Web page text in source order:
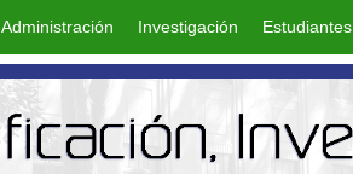
Administración Investigación Estudiantes